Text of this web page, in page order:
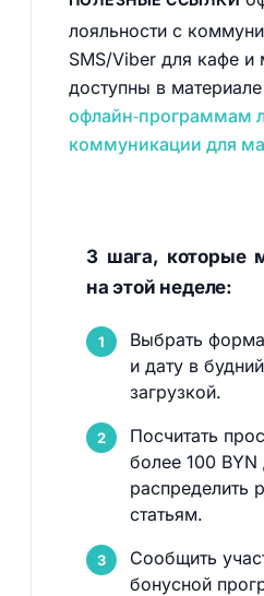
лояльности с
SMS/Viber для кафе и
доступны в
офлайн‑программам
коммуникации для
3 шага, которые
на этой неделе:
Выбрать
и дату в
загрузкой.
Посчитать
более 100 BYN
распределить
статьям.
Сообщить
бонусной